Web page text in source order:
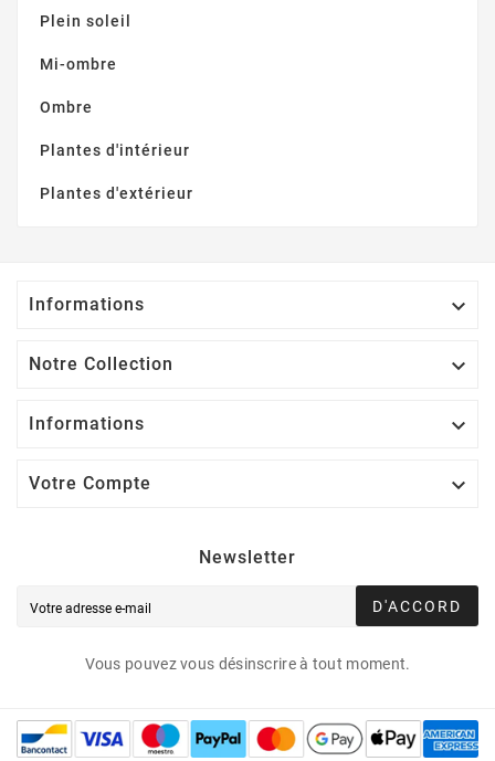
Plein soleil
Mi-ombre
Ombre
Plantes d'intérieur
Plantes d'extérieur
Informations 
Notre Collection 
Informations 
Votre Compte 
Newsletter
D'ACCORD
Vous pouvez vous désinscrire à tout moment.